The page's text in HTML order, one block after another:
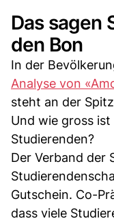
Das sagen
den Bon
In der
Analyse von
steht an der
Und wie gross
Studierenden?
Der Verband der
Gutschein. Co-
dass viele